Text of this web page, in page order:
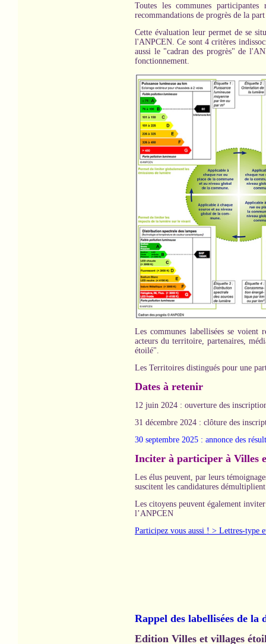
Toutes les communes
recommandations de progrès de la
Cette évaluation leur permet de se
l'ANPCEN. Ce sont 4 critères
aussi le "cadran des progrès" de
fonctionnement.
Les communes labellisées se
acteurs du territoire, partenaires,
étoilé".
Les Territoires distingués pour une
Dates à retenir
12 juin 2024 : ouverture des
31 décembre 2024 : clôture des
30 septembre 2025 : annonce des
Inciter à participer à Villes
Les élus peuvent, par leurs
suscitent les candidatures
Les citoyens peuvent également
l’ANPCEN
Participez vous aussi ! > Lettres-type
Rappel des labellisées de la
Edition Villes et villages